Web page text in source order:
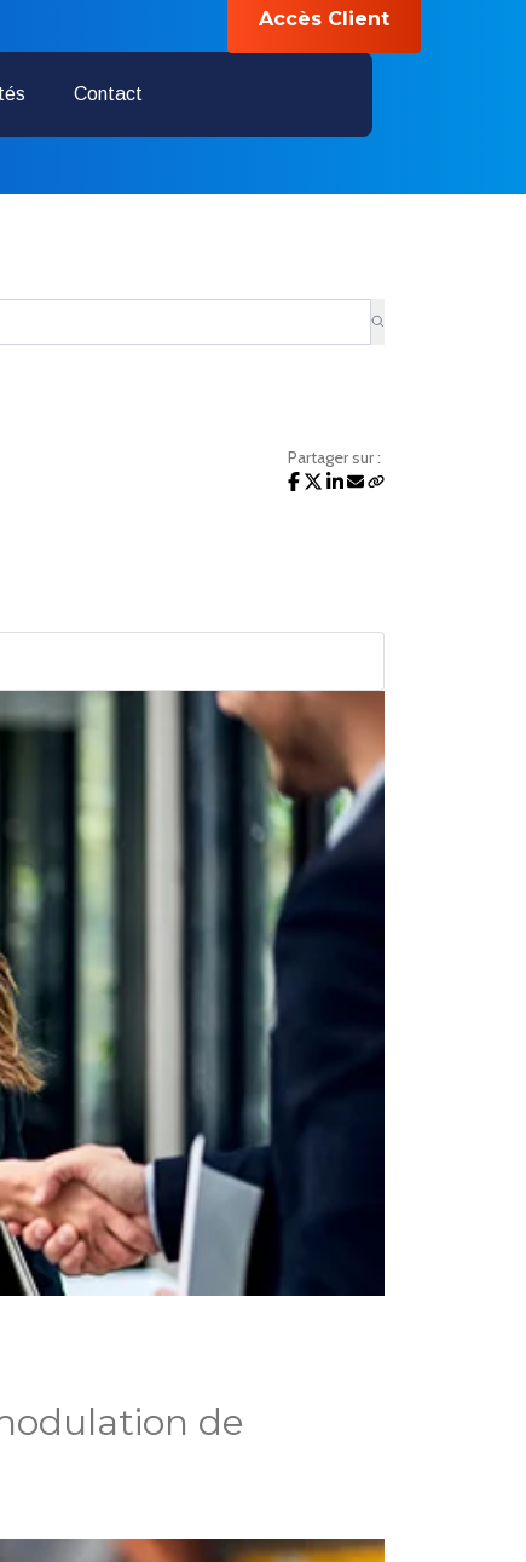
04 28 70 01 25
Contact
Accès Client
Partager sur :
de